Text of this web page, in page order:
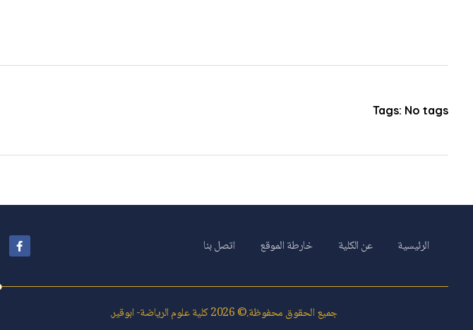
Tags: No tags
الرئيسية عن الكلية خارطة الموقع
اتصل بنا
جميع الحقوق محفوظة.© 2026 كلية علوم الرياضة- ابوقير.